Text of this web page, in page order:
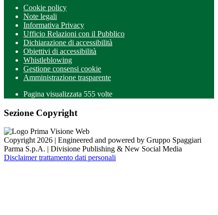
Cookie policy
Note legali
Informativa Privacy
Ufficio Relazioni con il Pubblico
Dichiarazione di accessibilità
Obiettivi di accessibilità
Whistleblowing
Gestione consensi cookie
Amministrazione trasparente
Pagina visualizzata 555 volte
Sezione Copyright
Copyright 2026 | Engineered and powered by Gruppo Spaggiari
Parma S.p.A. | Divisione Publishing & New Social Media
Disclaimer trattamento dati personali